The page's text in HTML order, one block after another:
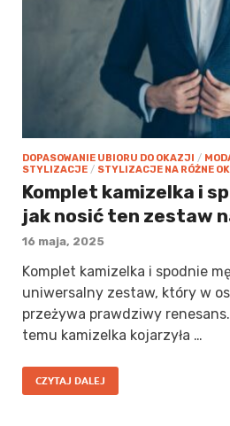
DOPASOWANIE UBIORU DO OKAZJI /
STYLIZACJE / STYLIZACJE NA RÓŻNE
Komplet kamizelka i
jak nosić ten zestaw
16 maja, 2025
Komplet kamizelka i spodnie
uniwersalny zestaw, który w
przeżywa prawdziwy
temu kamizelka kojarzyła …
CZYTAJ DALEJ